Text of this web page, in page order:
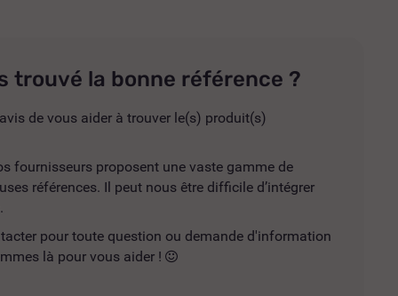
trouvé la bonne référence ?
de vous aider à trouver le(s) produit(s)
fournisseurs proposent une vaste gamme de
références. Il peut nous être difficile d’intégrer
pour toute question ou demande d'information
là pour vous aider !